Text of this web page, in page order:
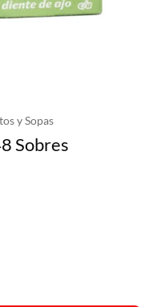
y Sopas
Sobres